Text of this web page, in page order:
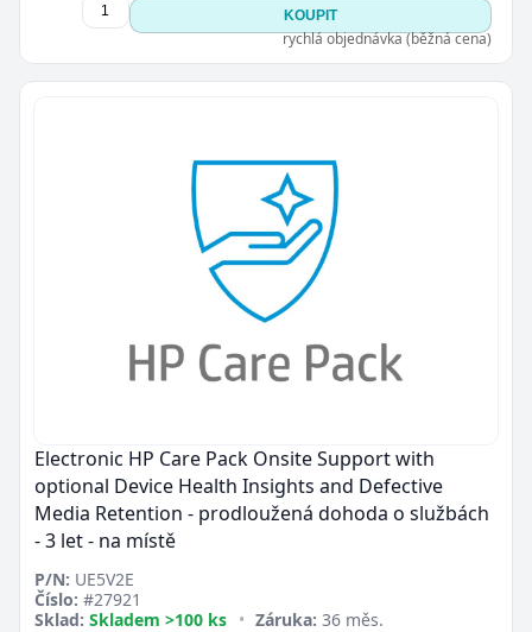
KOUPIT
rychlá objednávka (běžná cena)
Electronic HP Care Pack Onsite Support with
optional Device Health Insights and Defective
Media Retention - prodloužená dohoda o službách
- 3 let - na místě
P/N: UE5V2E
Číslo: #27921
Sklad: Skladem >100 ks • Záruka: 36 měs.